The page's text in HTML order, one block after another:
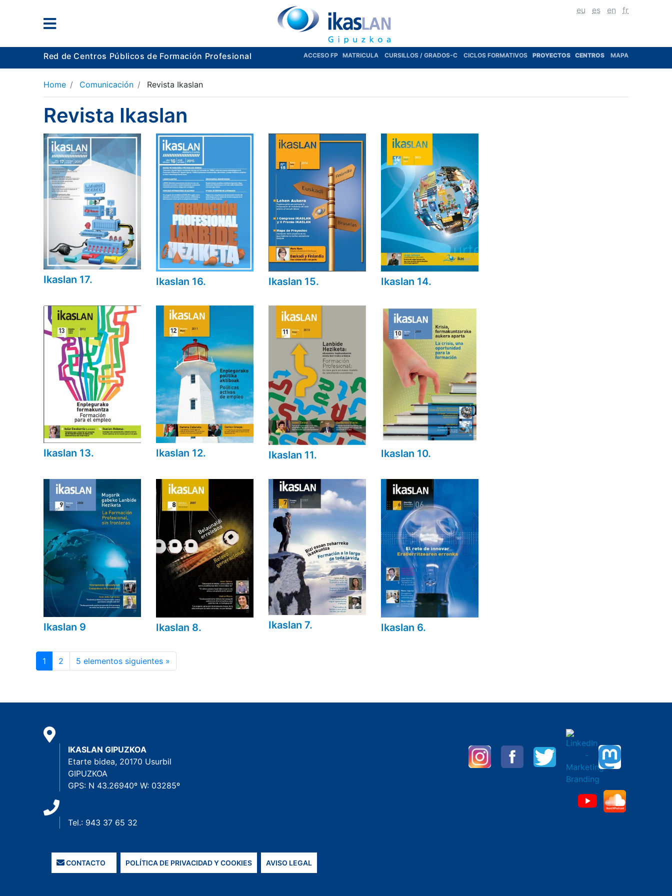
eu es en fr
Red de Centros Públicos de Formación Profesional ACCESO FP MATRICULA CURSILLOS / GRADOS-C CICLOS FORMATIVOS PROYECTOS CENTROS MAPA
Home Comunicación Revista Ikaslan
Revista Ikaslan
Ikaslan 17. Ikaslan 16. Ikaslan 15. Ikaslan 14.
Ikaslan 13. Ikaslan 12. Ikaslan 11. Ikaslan 10.
Ikaslan 9 Ikaslan 8. Ikaslan 7. Ikaslan 6.
1 2 5 elementos siguientes »
IKASLAN GIPUZKOA
Etarte bidea, 20170 Usurbil
GIPUZKOA
GPS: N 43.26940º W: 03285º
Tel.: 943 37 65 32
CONTACTO POLÍTICA DE PRIVACIDAD Y COOKIES AVISO LEGAL